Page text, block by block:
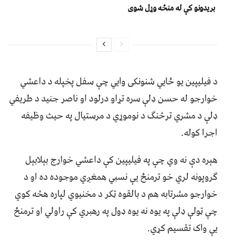
بریدونو کې له منځه وړل شوی
د فیلیپین یو ځایي شنونکی وايي چې سفل پخپله د داعشي
خوارجو له حسن ډلې سره تړاو درلود او ناصر جنید د طریفي
ډلې د مشري ترڅنګ د نوموړي د مرستیال په حیث وظیفه
اجرا کوله.
هېره دې نه وي چې په فیلیپین کې داعشي خوارج بېلابېل
ګروپونه لري خو ترمنځ یې نسبي همغږي موجوده ده او د
خوارجو مشرتابه هم د بالقوه ټکر د مخنیوي لپاره هڅه کوي
چې ټولې ډلې په یوه نه یوه ډول په رهبري کې راولي او ترمنځ
یې واک تقسیم کړي.